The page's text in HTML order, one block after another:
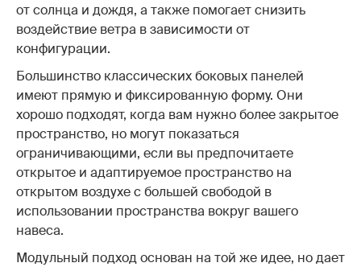
от солнца и дождя, а также помогает снизить
воздействие ветра в зависимости от
конфигурации.
Большинство классических боковых панелей
имеют прямую и фиксированную форму. Они
хорошо подходят, когда вам нужно более закрытое
пространство, но могут показаться
ограничивающими, если вы предпочитаете
открытое и адаптируемое пространство на
открытом воздухе с большей свободой в
использовании пространства вокруг вашего
навеса.
Модульный подход основан на той же идее, но дает